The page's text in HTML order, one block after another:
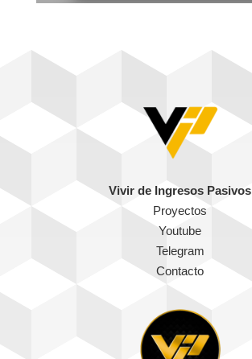
Vivir de Ingresos Pasivos
Proyectos
Youtube
Telegram
Contacto